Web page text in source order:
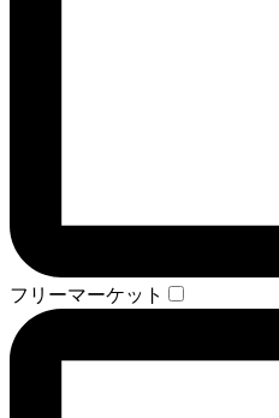
フリーマーケット